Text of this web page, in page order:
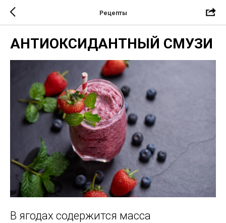
Рецепты
АНТИОКСИДАНТНЫЙ СМУЗИ
В ягодах содержится масса